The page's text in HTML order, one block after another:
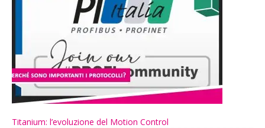
Titanium: l’evoluzione del Motion Control